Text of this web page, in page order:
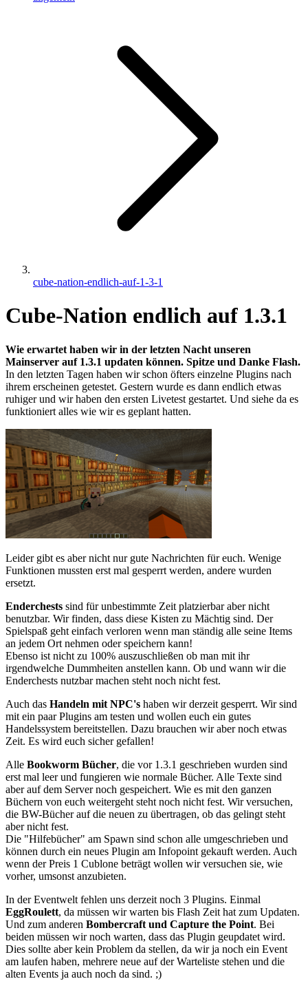
cube-nation-endlich-auf-1-3-1
Cube-Nation endlich auf 1.3.1
Wie erwartet haben wir in der letzten Nacht unseren
Mainserver auf 1.3.1 updaten können. Spitze und Danke Flash.
In den letzten Tagen haben wir schon öfters einzelne Plugins nach
ihrem erscheinen getestet. Gestern wurde es dann endlich etwas
ruhiger und wir haben den ersten Livetest gestartet. Und siehe da es
funktioniert alles wie wir es geplant hatten.
Leider gibt es aber nicht nur gute Nachrichten für euch. Wenige
Funktionen mussten erst mal gesperrt werden, andere wurden
ersetzt.
Enderchests sind für unbestimmte Zeit platzierbar aber nicht
benutzbar. Wir finden, dass diese Kisten zu Mächtig sind. Der
Spielspaß geht einfach verloren wenn man ständig alle seine Items
an jedem Ort nehmen oder speichern kann!
Ebenso ist nicht zu 100% auszuschließen ob man mit ihr
irgendwelche Dummheiten anstellen kann. Ob und wann wir die
Enderchests nutzbar machen steht noch nicht fest.
Auch das Handeln mit NPC's haben wir derzeit gesperrt. Wir sind
mit ein paar Plugins am testen und wollen euch ein gutes
Handelssystem bereitstellen. Dazu brauchen wir aber noch etwas
Zeit. Es wird euch sicher gefallen!
Alle Bookworm Bücher, die vor 1.3.1 geschrieben wurden sind
erst mal leer und fungieren wie normale Bücher. Alle Texte sind
aber auf dem Server noch gespeichert. Wie es mit den ganzen
Büchern von euch weitergeht steht noch nicht fest. Wir versuchen,
die BW-Bücher auf die neuen zu übertragen, ob das gelingt steht
aber nicht fest.
Die "Hilfebücher" am Spawn sind schon alle umgeschrieben und
können durch ein neues Plugin am Infopoint gekauft werden. Auch
wenn der Preis 1 Cublone beträgt wollen wir versuchen sie, wie
vorher, umsonst anzubieten.
In der Eventwelt fehlen uns derzeit noch 3 Plugins. Einmal
EggRoulett, da müssen wir warten bis Flash Zeit hat zum Updaten.
Und zum anderen Bombercraft und Capture the Point. Bei
beiden müssen wir noch warten, dass das Plugin geupdatet wird.
Dies sollte aber kein Problem da stellen, da wir ja noch ein Event
am laufen haben, mehrere neue auf der Warteliste stehen und die
alten Events ja auch noch da sind. ;)